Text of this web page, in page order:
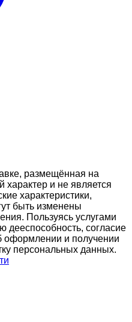
размещённая на
характер и не является
характеристики,
быть изменены
Пользуясь услугами
дееспособность, согласие
оформлении и получении
персональных данных.